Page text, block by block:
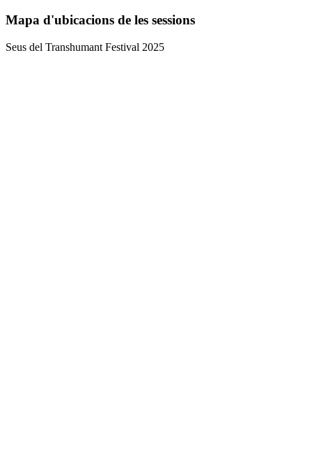
Mapa d'ubicacions de les sessions
Seus del Transhumant Festival 2025